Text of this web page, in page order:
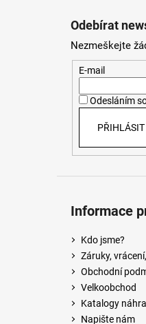
Odebírat
Nezmeškejte
E-mail
Odesláním
PŘIHLÁSIT
Informace
Kdo jsme?
Záruky,
Obchodní
Velkoobchod
Katalogy
Napište nám